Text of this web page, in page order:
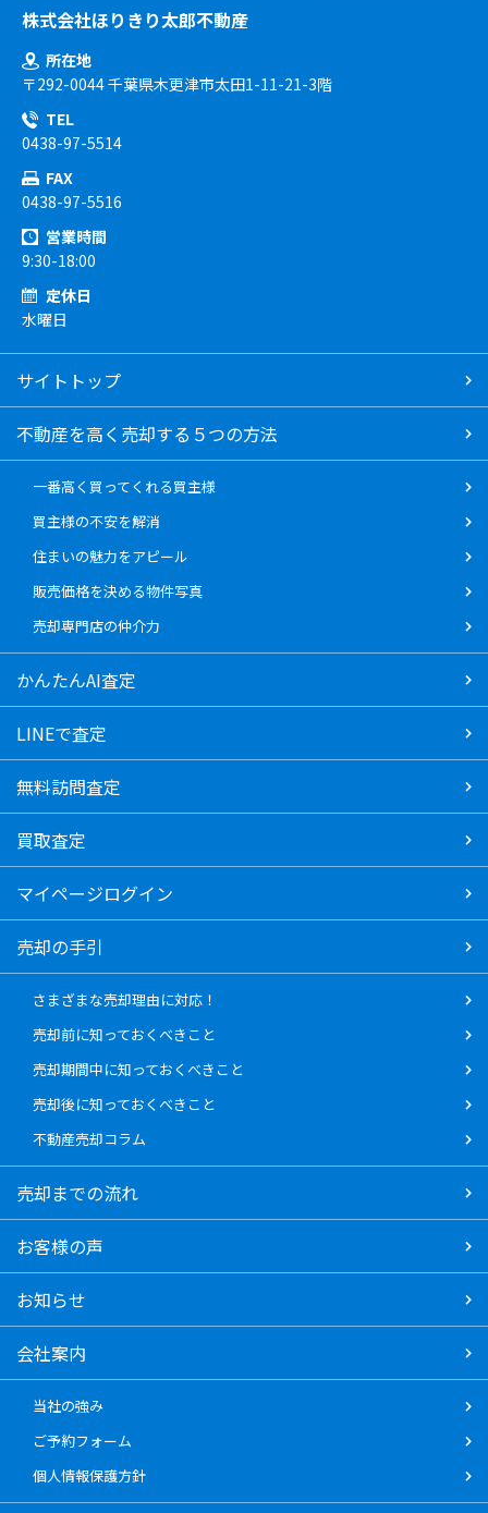
株式会社ほりきり太郎不動産
所在地
〒292-0044 千葉県木更津市太田1-11-21-3階
TEL
0438-97-5514
FAX
0438-97-5516
営業時間
9:30-18:00
定休日
水曜日
サイトトップ
不動産を高く売却する５つの方法
一番高く買ってくれる買主様
買主様の不安を解消
住まいの魅力をアピール
販売価格を決める物件写真
売却専門店の仲介力
かんたんAI査定
LINEで査定
無料訪問査定
買取査定
マイページログイン
売却の手引
さまざまな売却理由に対応！
売却前に知っておくべきこと
売却期間中に知っておくべきこと
売却後に知っておくべきこと
不動産売却コラム
売却までの流れ
お客様の声
お知らせ
会社案内
当社の強み
ご予約フォーム
個人情報保護方針